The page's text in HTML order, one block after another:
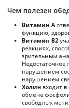
Чем полезен
Витамин А
функцию,
Витамин В2
реакциях,
зрительным
Недостаточное
нарушением
нарушением
Холин входит
обмене
свободных